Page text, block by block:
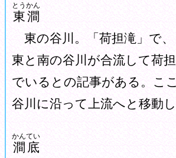
東澗
とうかん
東の谷川。「荷担滝」で、
東と南の谷川が合流して荷
でいるとの記事がある。こ
谷川に沿って上流へと移動し
澗底
かんてい